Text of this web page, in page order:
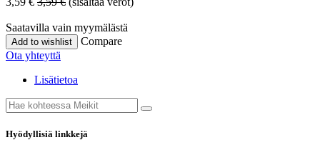
Saatavilla vain myymälästä
Add to wishlist
Compare
Ota yhteyttä
Lisätietoa
Hyödyllisiä linkkejä